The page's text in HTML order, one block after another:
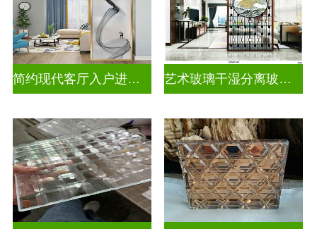
简约现代客厅入户进门遮挡玻璃背景墙 艺术玻璃干湿分离玻璃背景墙